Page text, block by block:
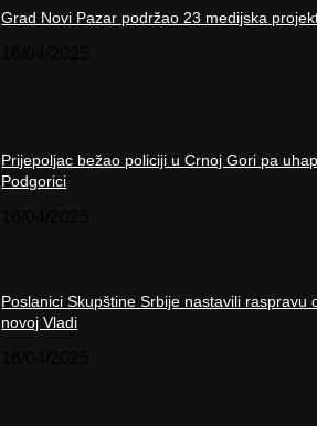
Grad Novi Pazar podržao 23 medijska
Prijepoljac bežao policiji u Crnoj Gori pa
Podgorici
Poslanici Skupštine Srbije nastavili raspravu
novoj Vladi